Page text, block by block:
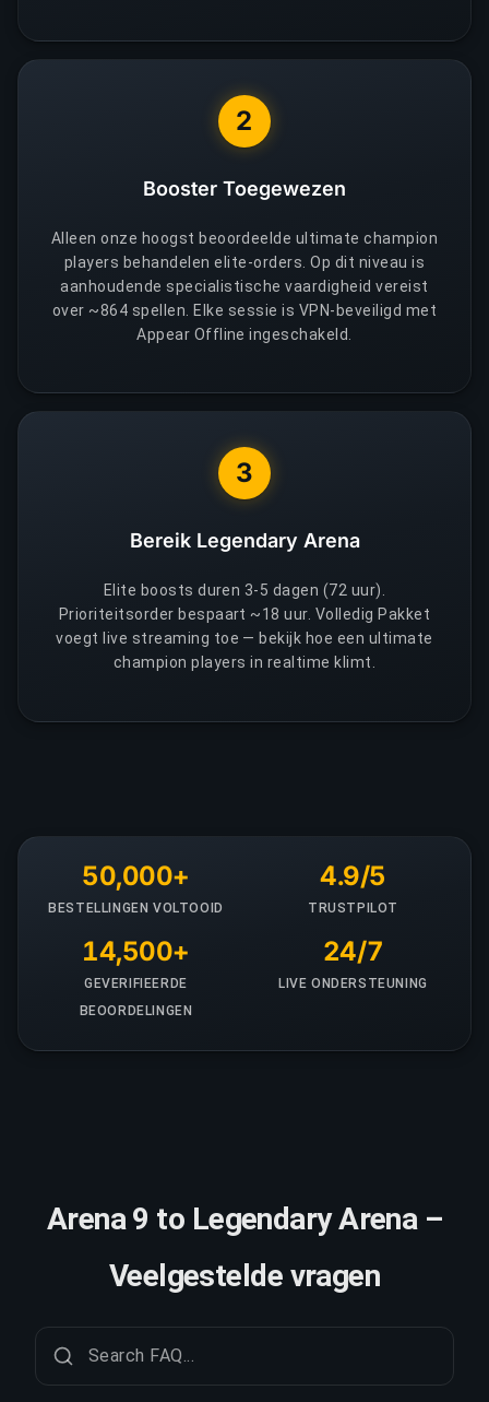
2
Booster Toegewezen
Alleen onze hoogst beoordeelde ultimate champion
players behandelen elite-orders. Op dit niveau is
aanhoudende specialistische vaardigheid vereist
over ~864 spellen. Elke sessie is VPN-beveiligd met
Appear Offline ingeschakeld.
3
Bereik Legendary Arena
Elite boosts duren 3-5 dagen (72 uur).
Prioriteitsorder bespaart ~18 uur. Volledig Pakket
voegt live streaming toe — bekijk hoe een ultimate
champion players in realtime klimt.
50,000+
BESTELLINGEN VOLTOOID
4.9/5
TRUSTPILOT
14,500+
GEVERIFIEERDE
BEOORDELINGEN
24/7
LIVE ONDERSTEUNING
Arena 9 to Legendary Arena –
Veelgestelde vragen